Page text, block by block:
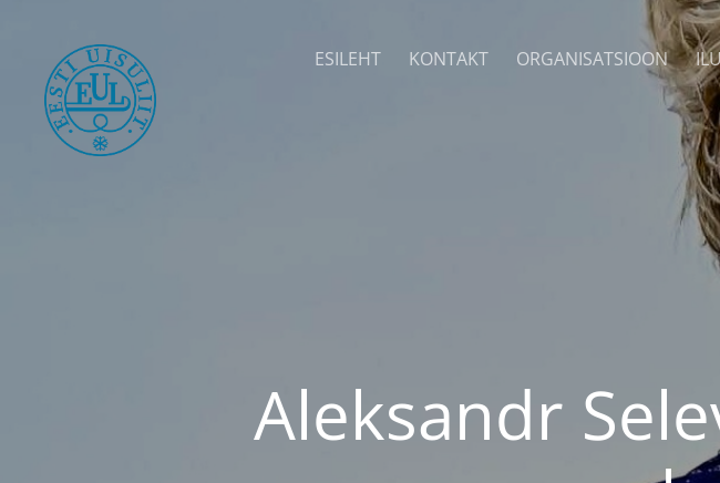
ESILEHT KONTAKT ORGANISATSIOON
Aleksandr